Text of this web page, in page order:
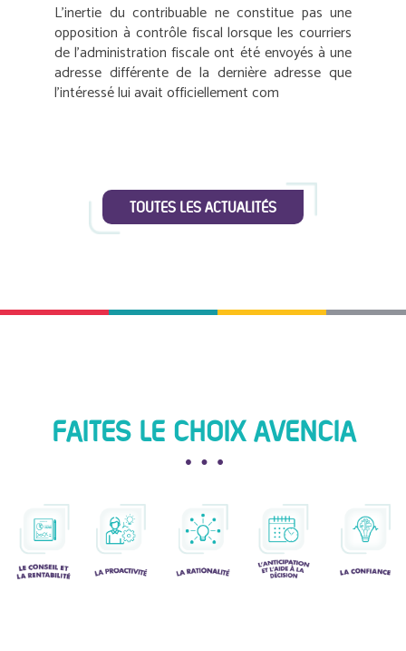
L’inertie du contribuable ne constitue pas une
opposition à contrôle fiscal lorsque les courriers
de l’administration fiscale ont été envoyés à une
adresse différente de la dernière adresse que
l’intéressé lui avait officiellement com
TOUTES LES ACTUALITÉS
FAITES LE CHOIX AVENCIA